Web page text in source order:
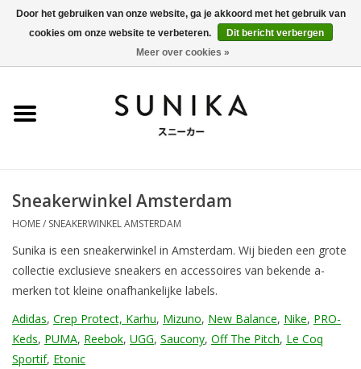
0 Artikelen - €0,00
SALE
Heren
BLOG
Sneakerwinkel Amsterdam
HOME/ SNEAKERWINKEL AMSTERDAM
Sunika is een sneakerwinkel in Amsterdam. Wij bieden een grote
collectie exclusieve sneakers en accessoires van bekende a-
merken tot kleine onafhankelijke labels.
Adidas, Crep Protect, Karhu, Mizuno, New Balance, Nike, PRO-
Keds, PUMA, Reebok, UGG, Saucony, Off The Pitch, Le Coq
Sportif, Etonic
Door het gebruiken van onze website, ga je akkoord met het gebruik van
cookies om onze website te verbeteren.
Dit bericht verbergen
Meer over cookies »